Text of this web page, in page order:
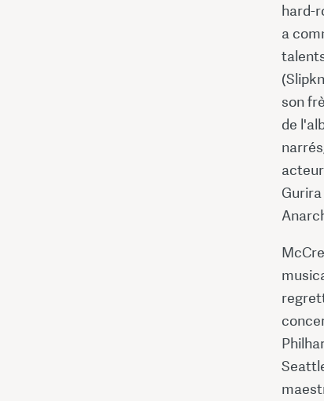
hard-
a
son
de